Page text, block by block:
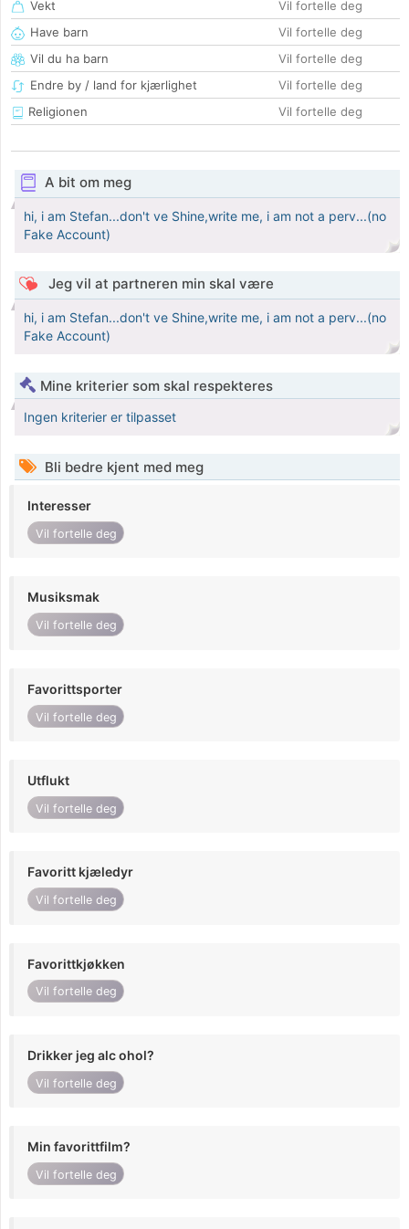
Vekt
Vil fortelle deg
Have barn
Vil fortelle deg
Vil du ha barn
Vil fortelle deg
Endre by / land for kjærlighet
Vil fortelle deg
Religionen
Vil fortelle deg
A bit om meg
hi, i am Stefan...don't ve Shine,write me, i am not a perv...(no
Fake Account)
Jeg vil at partneren min skal være
hi, i am Stefan...don't ve Shine,write me, i am not a perv...(no
Fake Account)
Mine kriterier som skal respekteres
Ingen kriterier er tilpasset
Bli bedre kjent med meg
Interesser
Vil fortelle deg
Musiksmak
Vil fortelle deg
Favorittsporter
Vil fortelle deg
Utflukt
Vil fortelle deg
Favoritt kjæledyr
Vil fortelle deg
Favorittkjøkken
Vil fortelle deg
Drikker jeg alc ohol?
Vil fortelle deg
Min favorittfilm?
Vil fortelle deg